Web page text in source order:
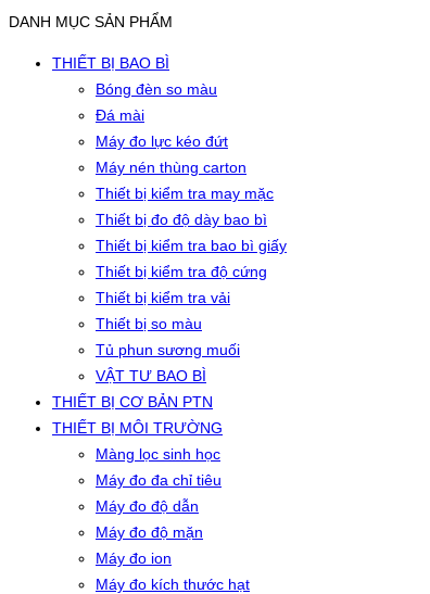
DANH MỤC SẢN PHẨM
THIẾT BỊ BAO BÌ
Bóng đèn so màu
Đá mài
Máy đo lực kéo đứt
Máy nén thùng carton
Thiết bị kiểm tra may mặc
Thiết bị đo độ dày bao bì
Thiết bị kiểm tra bao bì giấy
Thiết bị kiểm tra độ cứng
Thiết bị kiểm tra vải
Thiết bị so màu
Tủ phun sương muối
VẬT TƯ BAO BÌ
THIẾT BỊ CƠ BẢN PTN
THIẾT BỊ MÔI TRƯỜNG
Màng lọc sinh học
Máy đo đa chỉ tiêu
Máy đo độ dẫn
Máy đo độ mặn
Máy đo ion
Máy đo kích thước hạt